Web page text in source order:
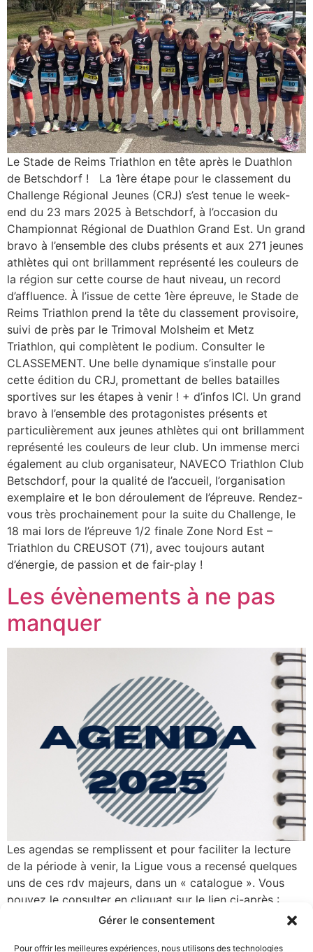
Gérer le consentement
Pour offrir les meilleures expériences, nous utilisons des technologies
Le Stade de Reims Triathlon en tête après le Duathlon
de Betschdorf ! La 1ère étape pour le classement du
Challenge Régional Jeunes (CRJ) s’est tenue le week-
end du 23 mars 2025 à Betschdorf, à l’occasion du
Championnat Régional de Duathlon Grand Est. Un grand
bravo à l’ensemble des clubs présents et aux 271 jeunes
athlètes qui ont brillamment représenté les couleurs de
la région sur cette course de haut niveau, un record
d’affluence. À l’issue de cette 1ère épreuve, le Stade de
Reims Triathlon prend la tête du classement provisoire,
suivi de près par le Trimoval Molsheim et Metz
Triathlon, qui complètent le podium. Consulter le
CLASSEMENT. Une belle dynamique s’installe pour
cette édition du CRJ, promettant de belles batailles
sportives sur les étapes à venir ! + d’infos ICI. Un grand
bravo à l’ensemble des protagonistes présents et
particulièrement aux jeunes athlètes qui ont brillamment
représenté les couleurs de leur club. Un immense merci
également au club organisateur, NAVECO Triathlon Club
Betschdorf, pour la qualité de l’accueil, l’organisation
exemplaire et le bon déroulement de l’épreuve. Rendez-
vous très prochainement pour la suite du Challenge, le
18 mai lors de l’épreuve 1/2 finale Zone Nord Est –
Triathlon du CREUSOT (71), avec toujours autant
d’énergie, de passion et de fair-play !
Les évènements à ne pas
manquer
Les agendas se remplissent et pour faciliter la lecture
de la période à venir, la Ligue vous a recensé quelques
uns de ces rdv majeurs, dans un « catalogue ». Vous
pouvez le consulter en cliquant sur le lien ci-après :
Calendrier-Ligue Les informations étant évolutives, ce